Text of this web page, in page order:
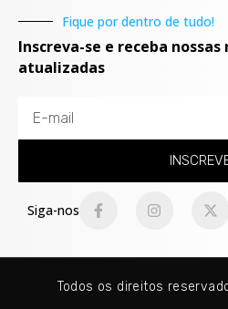
Fique por dentro de tudo!
Inscreva-se e receba
atualizadas
Siga-nos
Todos os direitos